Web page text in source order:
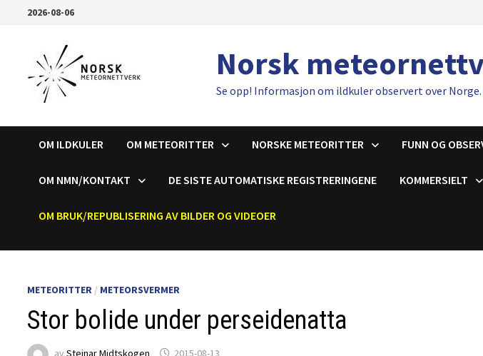
2026-08-06
Norsk
Se opp! Informasjon om ildkuler observert over
OM ILDKULER OM METEORITTER NORSKE METEORITTER FUNN OG
OM NMN/KONTAKT DE SISTE AUTOMATISKE REGISTRERINGENE KOMMERSIELT
OM BRUK/REPUBLISERING AV BILDER OG VIDEOER
METEORITTER / METEORSVERMER
Stor bolide under perseidenatta